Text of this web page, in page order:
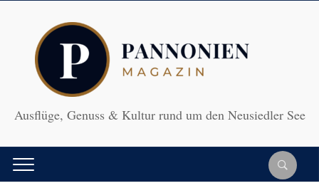
Ausflüge, Genuss & Kultur rund um den Neusiedler See